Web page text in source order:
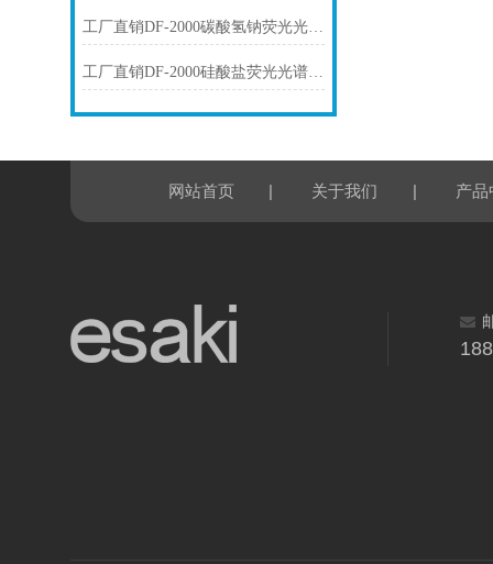
工厂直销DF-2000碳酸氢钠荧光光谱仪技术参数
工厂直销DF-2000硅酸盐荧光光谱仪技术参数
网站首页 | 关于我们 | 产品